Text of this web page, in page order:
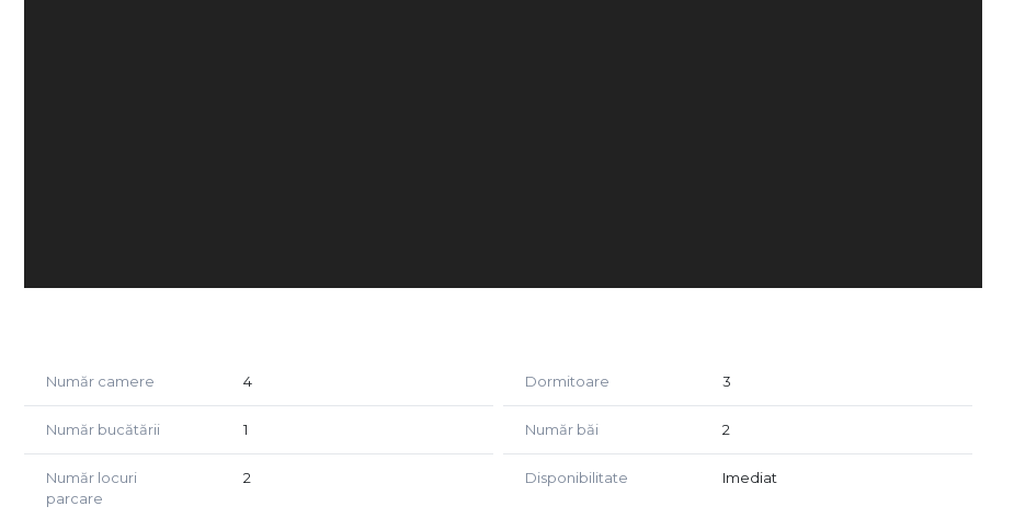
Număr camere 4 Dormitoare 3
Număr bucătării 1 Număr băi 2
Număr locuri
parcare
2 Disponibilitate Imediat